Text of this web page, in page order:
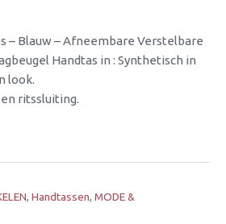
– Blauw – Afneembare Verstelbare
Handtas in : Synthetisch in
look.
ritssluiting.
, Handtassen, MODE &